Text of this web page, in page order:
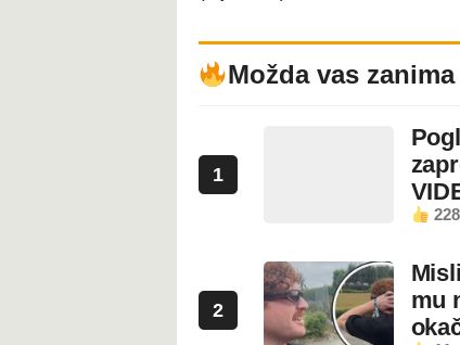
Možda vas
1
228
2
mu